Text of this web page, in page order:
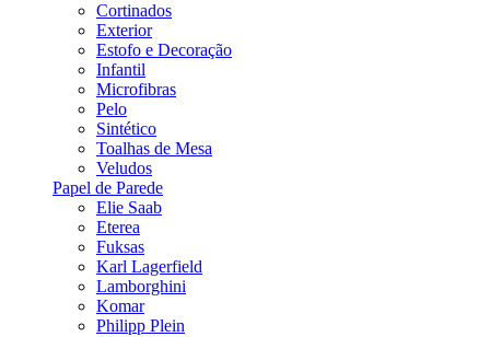
Cortinados
Exterior
Estofo e Decoração
Infantil
Microfibras
Pelo
Sintético
Toalhas de Mesa
Veludos
Papel de Parede
Elie Saab
Eterea
Fuksas
Karl Lagerfield
Lamborghini
Komar
Philipp Plein